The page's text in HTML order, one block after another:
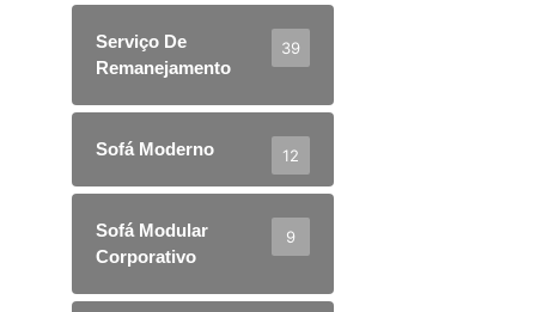
Serviço De
Remanejamento
39
Sofá Moderno 12
Sofá Modular
Corporativo
9